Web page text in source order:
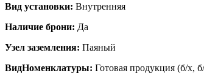
Вид установки: Внутренняя
Наличие брони: Да
Узел заземления: Паяный
ВидНоменклатуры: Готовая продукция (б/х,